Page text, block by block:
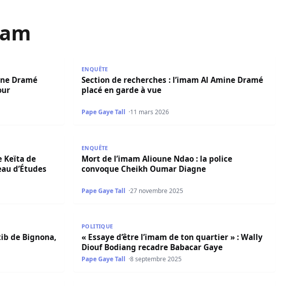
Dramé
ENQUÊTE
Section de recherches : l’imam Al Amine Dramé
placé en garde à vue
Pape Gaye Tall 11 mars 2026
Keïta de
d’Études
ENQUÊTE
Mort de l’imam Alioune Ndao : la police
convoque Cheikh Oumar Diagne
Pape Gaye Tall 27 novembre 2025
de Bignona,
« Essaye d’être l’imam de ton quartier » : Wally Diouf
POLITIQUE
« Essaye d’être l’imam de ton quartier » : Wally
Diouf Bodiang recadre Babacar Gaye
Pape Gaye Tall 8 septembre 2025